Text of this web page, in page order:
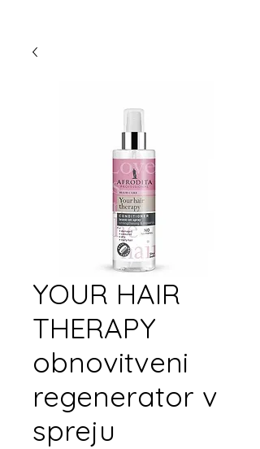
YOUR HAIR
THERAPY
obnovitveni
regenerator v
spreju